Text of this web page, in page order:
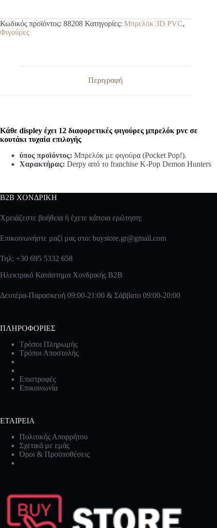
Κωδικός προϊόντος: 88208 Κατηγορίες: Μπρελόκ 3D PVC,
Φιγούρες
Περιγραφή
Κάθε displey έχει 12 διαφορετικές φιγούρες μπρελόκ pvc σε
κουτάκι τυχαία επιλογής
ύπος προϊόντος: Μπρελόκ με φιγούρα (Pocket Pop!).
Χαρακτήρας: Derpy από το franchise K-Pop Demon Hunters
B2B ΧΟΝΔΡΙΚΗ
Χρειάζεστε βοήθεια ή έχετε κάποια ερώτηση;
Επικοινωνήστε μαζί μας στο: buystore.gr@gmail.com
Τηλ: +30 695 5332 658
Ηλεκτρικό Κατάστημα Χονδρικής B2B
Δευτέρα-Παρασκευή 09:00-21:00 & Σάββατο 09:00-20:00
ΠΛΗΡΟΦΟΡΙΕΣ
Τρόποι Πληρωμής
Τρόποι Αποστολής
Επιστροφές
Επικοινωνία
ΕΤΑΙΡΕΙΑ
Πολιτικής Απορρήτου
Σχετικά με εμάς
Όροι & Προϋποθέσεις